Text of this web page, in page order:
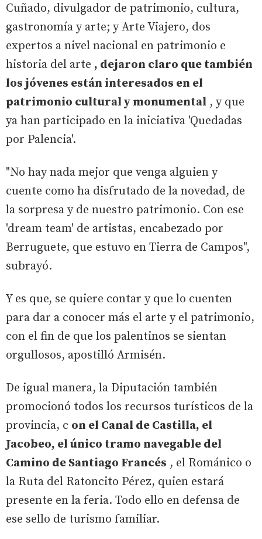
Cuñado, divulgador de patrimonio, cultura,
gastronomía y arte; y Arte Viajero, dos
expertos a nivel nacional en patrimonio e
historia del arte , dejaron claro que también
los jóvenes están interesados en el
patrimonio cultural y monumental , y que
ya han participado en la iniciativa 'Quedadas
por Palencia'.
"No hay nada mejor que venga alguien y
cuente como ha disfrutado de la novedad, de
la sorpresa y de nuestro patrimonio. Con ese
'dream team' de artistas, encabezado por
Berruguete, que estuvo en Tierra de Campos",
subrayó.
Y es que, se quiere contar y que lo cuenten
para dar a conocer más el arte y el patrimonio,
con el fin de que los palentinos se sientan
orgullosos, apostilló Armisén.
De igual manera, la Diputación también
promocionó todos los recursos turísticos de la
provincia, c on el Canal de Castilla, el
Jacobeo, el único tramo navegable del
Camino de Santiago Francés , el Románico o
la Ruta del Ratoncito Pérez, quien estará
presente en la feria. Todo ello en defensa de
ese sello de turismo familiar.